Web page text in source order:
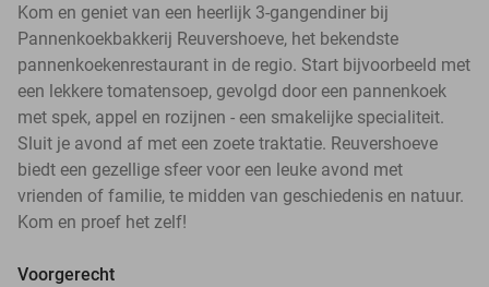
Kom en geniet van een heerlijk 3-gangendiner bij
Pannenkoekbakkerij Reuvershoeve, het bekendste
pannenkoekenrestaurant in de regio. Start bijvoorbeeld met
een lekkere tomatensoep, gevolgd door een pannenkoek
met spek, appel en rozijnen - een smakelijke specialiteit.
Sluit je avond af met een zoete traktatie. Reuvershoeve
biedt een gezellige sfeer voor een leuke avond met
vrienden of familie, te midden van geschiedenis en natuur.
Kom en proef het zelf!
Voorgerecht